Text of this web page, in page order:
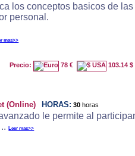
los conceptos basicos de
personal.
mas>>
Precio:
78 € 103.14 $
(Online) HORAS: 30 horas
le permite al
..Leer mas>>